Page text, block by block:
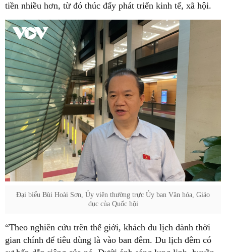
tiền nhiều hơn, từ đó thúc đẩy phát triển kinh tế, xã hội.
Đại biểu Bùi Hoài Sơn, Ủy viên thường trực Ủy ban Văn hóa, Giáo
dục của Quốc hội
“Theo nghiên cứu trên thế giới, khách du lịch dành thời
gian chính để tiêu dùng là vào ban đêm. Du lịch đêm có